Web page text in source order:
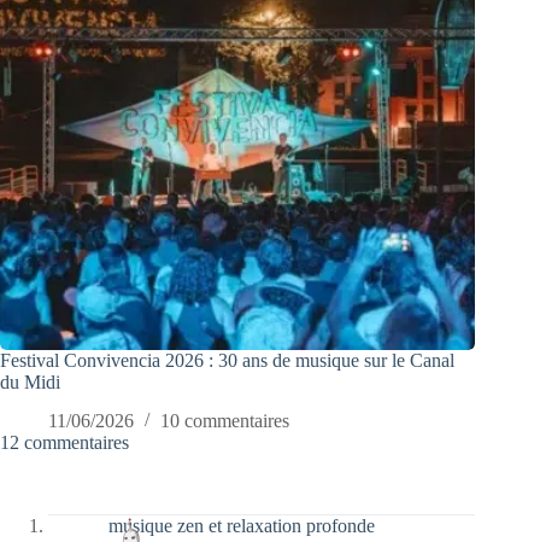
Festival Convivencia 2026 : 30 ans de musique sur le Canal
du Midi
11/06/2026
10 commentaires
12 commentaires
musique zen et relaxation profonde